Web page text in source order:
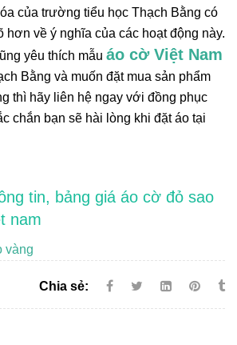
của trường tiểu học Thạch Bằng có
hơn về ý nghĩa của các hoạt động này.
yêu thích mẫu áo cờ Việt Nam
Bằng và muốn đặt mua sản phẩm
thì hãy liên hệ ngay với đồng phục
chắn bạn sẽ hài lòng khi đặt áo tại
tin, bảng giá áo cờ đỏ sao
nam
vàng
Chia sẻ: